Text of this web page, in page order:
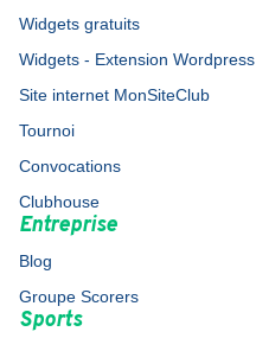
Widgets gratuits
Widgets - Extension Wordpress
Site internet MonSiteClub
Tournoi
Convocations
Clubhouse
Entreprise
Blog
Groupe Scorers
Sports